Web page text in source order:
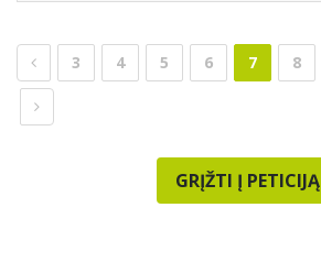
3 4 5 6 7 8
GRĮŽTI Į PETICIJĄ